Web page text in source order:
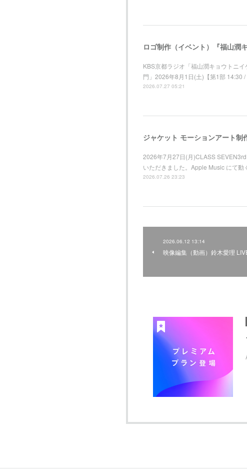
ロゴ制作（イベント）『福山
KBS京都ラジオ「福山潤キョウトニ
門」2026年8月1日(土)【第1部 14:30
2026.07.27 05:21
2026年7月27日(月)CLASS
いただきました。Apple Music にて動
2026.07.26 23:23
2026.06.12 13:14
映像編集（動画）鈴木愛理